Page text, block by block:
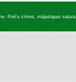
Preču zīmes, mājaslapas